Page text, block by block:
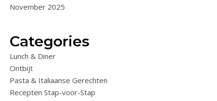
November 2025
Categories
Lunch & Diner
Ontbijt
Pasta & Italiaanse Gerechten
Recepten Stap-voor-Stap